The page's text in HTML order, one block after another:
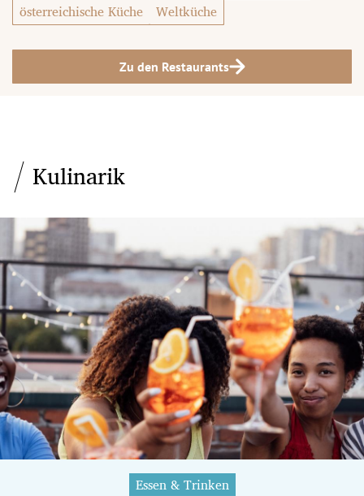
österreichische Küche
Weltküche
Zu den Restaurants
Kulinarik
Essen & Trinken